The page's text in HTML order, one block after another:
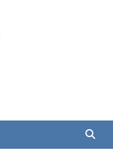
война
в Новороссии, ДНР,